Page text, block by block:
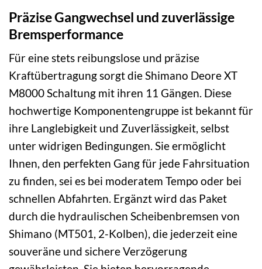
Präzise Gangwechsel und zuverlässige
Bremsperformance
Für eine stets reibungslose und präzise
Kraftübertragung sorgt die Shimano Deore XT
M8000 Schaltung mit ihren 11 Gängen. Diese
hochwertige Komponentengruppe ist bekannt für
ihre Langlebigkeit und Zuverlässigkeit, selbst
unter widrigen Bedingungen. Sie ermöglicht
Ihnen, den perfekten Gang für jede Fahrsituation
zu finden, sei es bei moderatem Tempo oder bei
schnellen Abfahrten. Ergänzt wird das Paket
durch die hydraulischen Scheibenbremsen von
Shimano (MT501, 2-Kolben), die jederzeit eine
souveräne und sichere Verzögerung